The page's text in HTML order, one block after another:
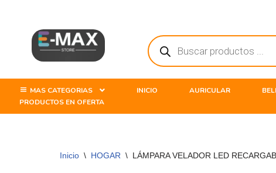
contenido
MAS CATEGORIAS INICIO AURICULAR
PRODUCTOS EN OFERTA
Inicio \ HOGAR \ LÁMPARA VELADOR LED